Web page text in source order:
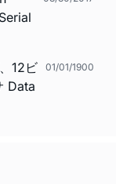
12ビ
Data
01/01/1900